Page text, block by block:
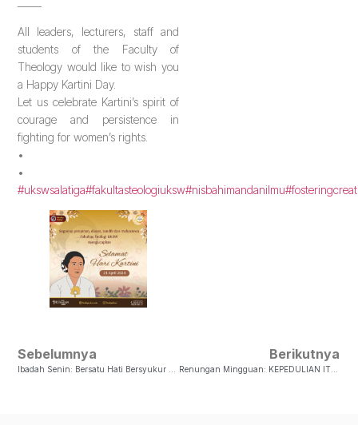
All leaders, lecturers, staff and
students of the Faculty of
Theology would like to wish you
a Happy Kartini Day.
Let us celebrate Kartini’s spirit of
courage and persistence in
fighting for women’s rights.
•
•
#ukswsalatiga#fakultasteologiuksw#nisbahimandanilmu
Sebelumnya Berikutnya
Renungan Mingguan: KEPEDULIAN ITU MENUNTUT PENGORBANAN